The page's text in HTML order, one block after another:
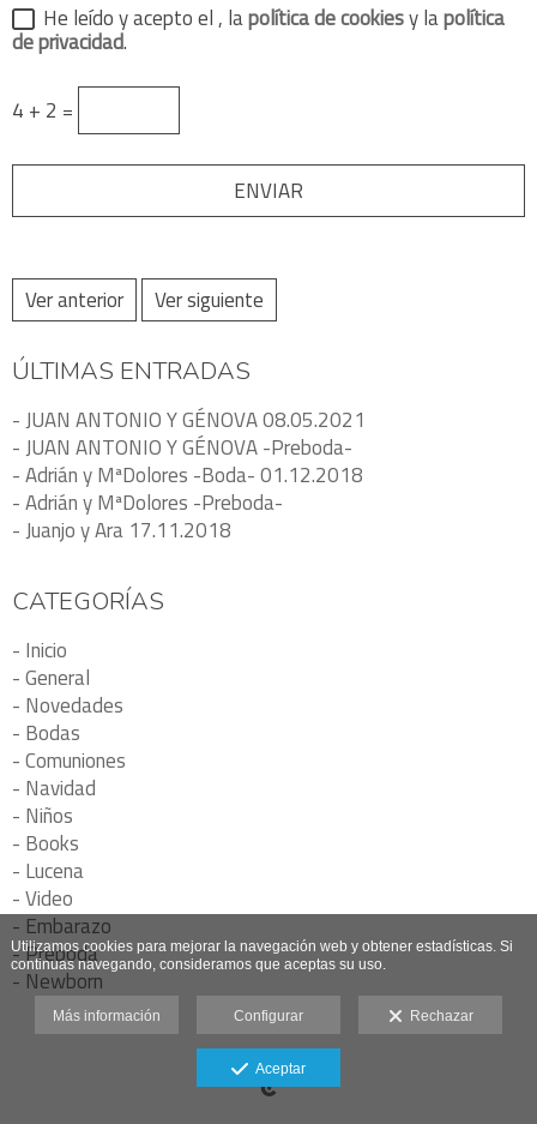
He leído y acepto el, lapolítica de cookiesy lapolítica
de privacidad.
4 + 2 =
Ver anterior Ver siguiente
ÚLTIMAS ENTRADAS
- JUAN ANTONIO Y GÉNOVA 08.05.2021
- JUAN ANTONIO Y GÉNOVA -Preboda-
- Adrián y MªDolores -Boda- 01.12.2018
- Adrián y MªDolores -Preboda-
- Juanjo y Ara 17.11.2018
CATEGORÍAS
- Inicio
- General
- Novedades
- Bodas
- Comuniones
- Navidad
- Niños
- Books
- Lucena
- Video
- Embarazo
- Preboda
- Newborn
Utilizamos cookies para mejorar la navegación web y obtener estadísticas. Si
continuas navegando, consideramos que aceptas su uso.
Más información Configurar Rechazar
Aceptar